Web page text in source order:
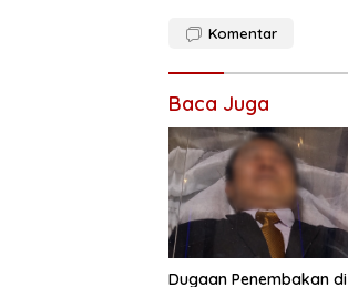
Komentar
Baca Juga
Dugaan Penembakan di